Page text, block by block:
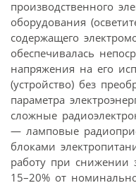
производственного
оборудования
содержащего
обеспечивалась
напряжения на его
(устройство) без
параметра
сложные
— ламповые
блоками
работу при снижении
15–20% от